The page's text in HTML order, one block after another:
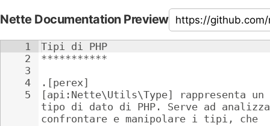
Nette Documentation Preview
1
2
3
4
5
Tipi di PHP
***********
.[perex]
[api:Nette\Utils\Type] rappresenta un
tipo di dato di PHP. Serve ad
confrontare e manipolare i tipi, che